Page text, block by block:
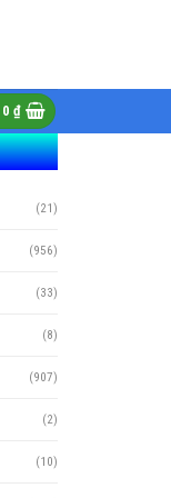
0 ₫
(21)
(956)
(33)
(8)
(907)
(2)
(10)